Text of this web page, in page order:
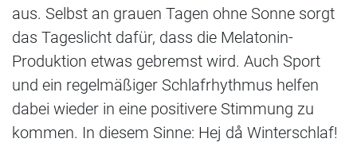
aus. Selbst an grauen Tagen ohne Sonne sorgt
das Tageslicht dafür, dass die Melatonin-
Produktion etwas gebremst wird. Auch Sport
und ein regelmäßiger Schlafrhythmus helfen
dabei wieder in eine positivere Stimmung zu
kommen. In diesem Sinne: Hej då Winterschlaf!